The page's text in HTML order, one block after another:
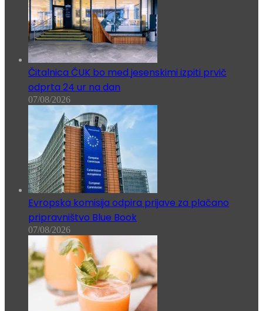
Čitalnica ČUK bo med jesenskimi izpiti prvič
odprta 24 ur na dan
07/08/2026
Evropska komisija odpira prijave za plačano
pripravništvo Blue Book
07/08/2026